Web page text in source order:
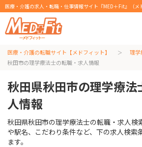
医療・介護の求人・転職・仕事情報サイト『MED＋Fit』（メ
医療・介護の転職サイト【メドフィット】 理学
秋田市の理学療法士の転職・求人情報
秋田県秋田市の理学療法
人情報
秋田県秋田市の理学療法士の転職・求人検
や駅名、こだわり条件など、下の求人検索
ます。